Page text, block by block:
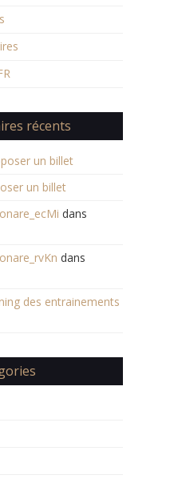
récents
un billet
un billet
dans
dans
des entrainements